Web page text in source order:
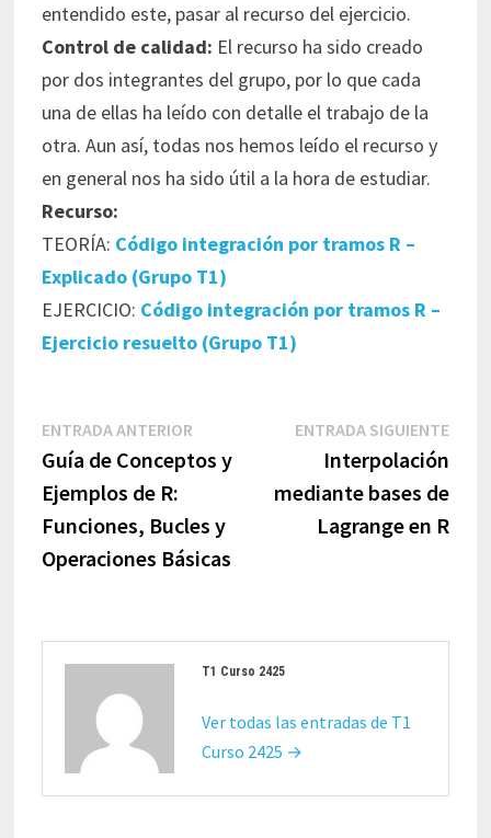
entendido este, pasar al recurso del ejercicio.
Control de calidad: El recurso ha sido creado
por dos integrantes del grupo, por lo que cada
una de ellas ha leído con detalle el trabajo de la
otra. Aun así, todas nos hemos leído el recurso y
en general nos ha sido útil a la hora de estudiar.
Recurso:
TEORÍA: Código integración por tramos R –
Explicado (Grupo T1)
EJERCICIO: Código integración por tramos R –
Ejercicio resuelto (Grupo T1)
Navegación
entradas
ENTRADA ANTERIOR
anterior:
Guía de Conceptos y
Ejemplos de R:
Funciones, Bucles y
Operaciones Básicas
ENTRADA SIGUIENTE
Interpolación
mediante bases de
Lagrange en R
T1 Curso 2425
Ver todas las entradas de T1
Curso 2425 →